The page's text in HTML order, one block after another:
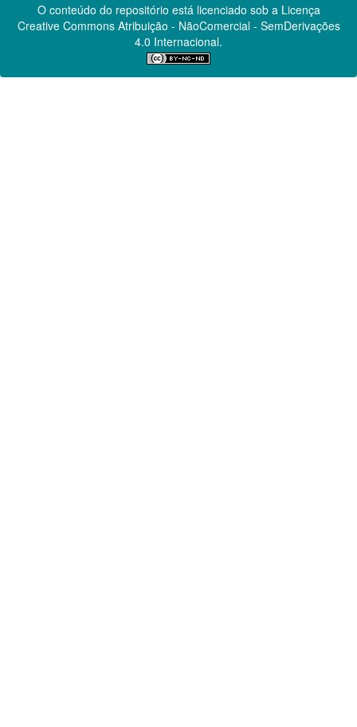
O conteúdo do repositório está licenciado sob a Licença
Creative CommonsAtribuição - NãoComercial - SemDerivações
4.0 Internacional.